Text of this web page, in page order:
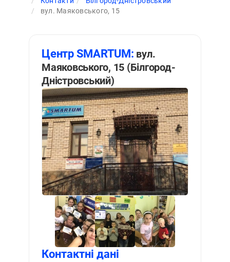
вул. Маяковського, 15
Центр SMARTUM: вул.
Маяковського, 15 (Білгород-
Дністровський)
Контактні дані